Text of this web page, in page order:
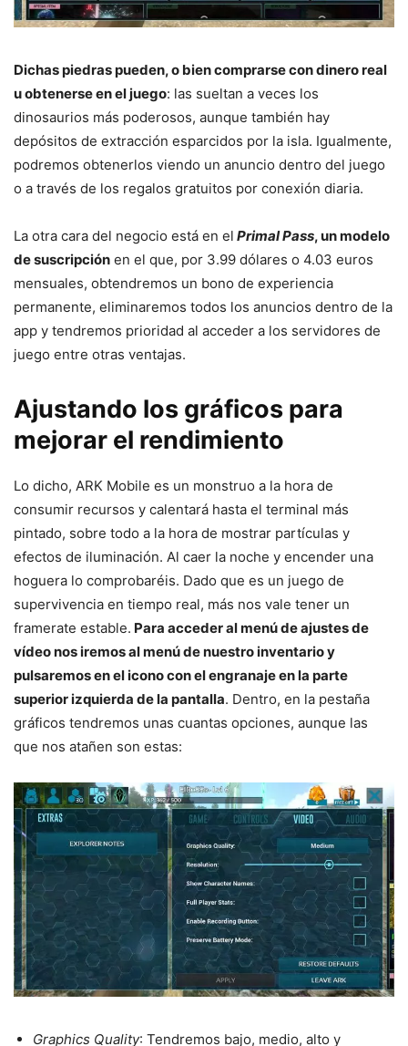
Dichas piedras pueden, o bien comprarse con dinero real
u obtenerse en el juego: las sueltan a veces los
dinosaurios más poderosos, aunque también hay
depósitos de extracción esparcidos por la isla. Igualmente,
podremos obtenerlos viendo un anuncio dentro del juego
o a través de los regalos gratuitos por conexión diaria.
La otra cara del negocio está en el Primal Pass, un modelo
de suscripción en el que, por 3.99 dólares o 4.03 euros
mensuales, obtendremos un bono de experiencia
permanente, eliminaremos todos los anuncios dentro de la
app y tendremos prioridad al acceder a los servidores de
juego entre otras ventajas.
Ajustando los gráficos para
mejorar el rendimiento
Lo dicho, ARK Mobile es un monstruo a la hora de
consumir recursos y calentará hasta el terminal más
pintado, sobre todo a la hora de mostrar partículas y
efectos de iluminación. Al caer la noche y encender una
hoguera lo comprobaréis. Dado que es un juego de
supervivencia en tiempo real, más nos vale tener un
framerate estable. Para acceder al menú de ajustes de
vídeo nos iremos al menú de nuestro inventario y
pulsaremos en el icono con el engranaje en la parte
superior izquierda de la pantalla. Dentro, en la pestaña
gráficos tendremos unas cuantas opciones, aunque las
que nos atañen son estas:
Graphics Quality: Tendremos bajo, medio, alto y